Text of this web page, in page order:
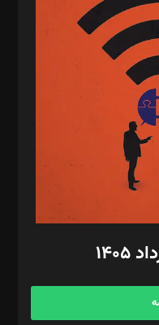
امان‌پور، سروش کرمیان،
فائزه فتحی
زاده